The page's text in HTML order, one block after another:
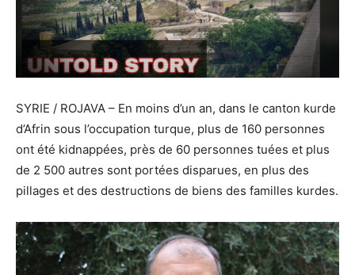
SYRIE / ROJAVA – En moins d’un an, dans le canton kurde
d’Afrin sous l’occupation turque, plus de 160 personnes
ont été kidnappées, près de 60 personnes tuées et plus
de 2 500 autres sont portées disparues, en plus des
pillages et des destructions de biens des familles kurdes.